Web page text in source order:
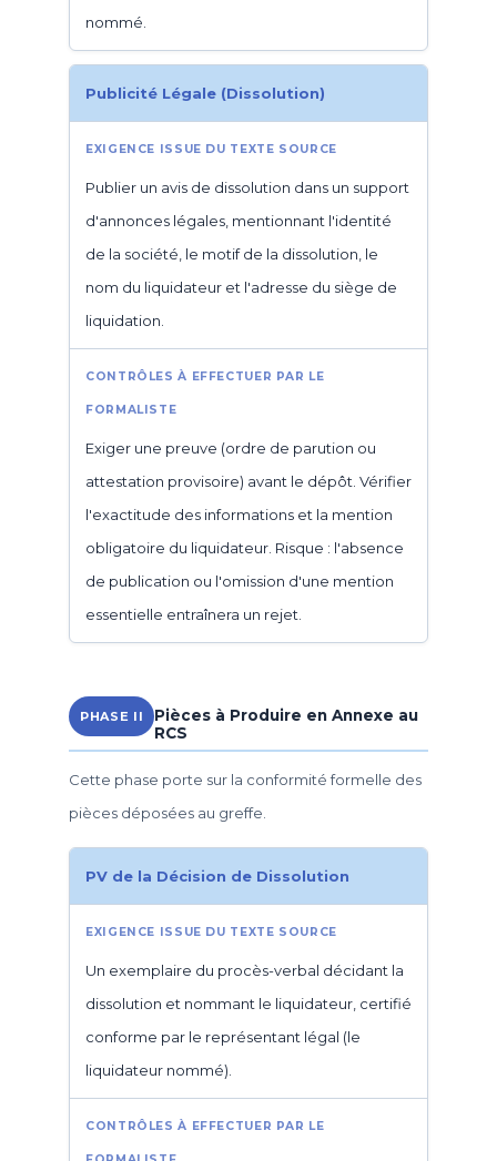
nommé.
Publicité Légale (Dissolution)
Publier un avis de dissolution dans un support
d'annonces légales, mentionnant l'identité
de la société, le motif de la dissolution, le
nom du liquidateur et l'adresse du siège de
liquidation.
Exiger une preuve (ordre de parution ou
attestation provisoire) avant le dépôt. Vérifier
l'exactitude des informations et la mention
obligatoire du liquidateur. Risque : l'absence
de publication ou l'omission d'une mention
essentielle entraînera un rejet.
PHASE II
Pièces à Produire en Annexe au
RCS
Cette phase porte sur la conformité formelle des
pièces déposées au greffe.
PV de la Décision de Dissolution
Un exemplaire du procès-verbal décidant la
dissolution et nommant le liquidateur, certifié
conforme par le représentant légal (le
liquidateur nommé).